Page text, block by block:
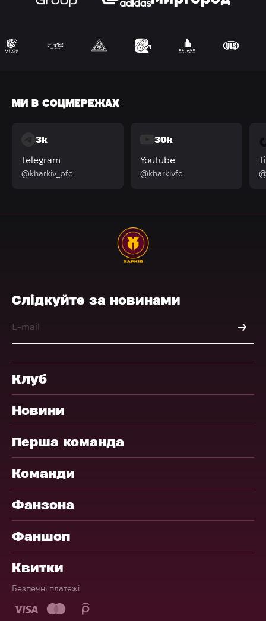
МИ В СОЦМЕРЕЖАХ
3k
Telegram
@kharkiv_pfc
30k
YouTube
@kharkivfc
Слідкуйте за новинами
Клуб
Новини
Перша команда
Команди
Фанзона
Фаншоп
Квитки
Безпечні платежі